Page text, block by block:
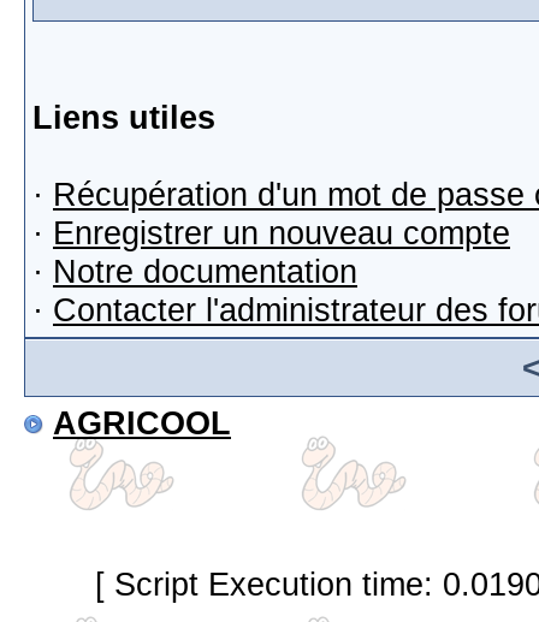
Liens utiles
· Récupération d'un mot de passe
· Enregistrer un nouveau compte
· Notre documentation
· Contacter l'administrateur des
AGRICOOL
[ Script Execution time: